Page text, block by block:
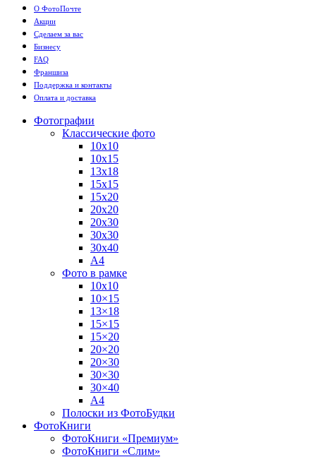
О ФотоПочте
Акции
Сделаем за вас
Бизнесу
FAQ
Франшиза
Поддержка и контакты
Оплата и доставка
Фотографии
Классические фото
10х10
10х15
13х18
15х15
15х20
20х20
20х30
30х30
30х40
А4
Фото в рамке
10х10
10×15
13×18
15×15
15×20
20×20
20×30
30×30
30×40
A4
Полоски из ФотоБудки
ФотоКниги
ФотоКниги «Премиум»
ФотоКниги «Слим»